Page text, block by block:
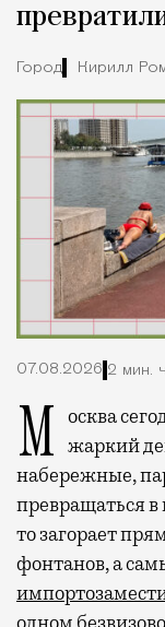
Город Кирилл
07.08.2026 2 мин.
Москва
жаркий
набережные,
превращаться
то загорает
фонтанов, а